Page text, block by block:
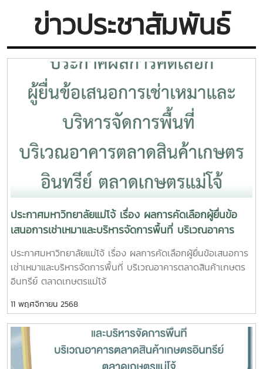
คณะกรรมการป้องกันและปราบปรามยาเสพติด (ป.ป.ส.) ซึ่งได้ร่วม
ลงพื้นที่สำรวจความพร้อมของพื้นที่ ประกอบด้วย1.โรงเรือนฟาร์ม
มหาวิทยาลัย2.ศูนย์ความเป็นเลิศด้านนวัตกรรมทางการเกษตร
สำหรับบัณฑิตผู้ประกอบการ3.ศูนย์ทดสอบ วิจัยและพัฒนากัญชง
สำนักวิจัยและส่งเสริมวิชาการการเกษตร4.ศูนย์บริการวิชาการด้าน
วิทยาศาสตร์และเทคโนโลยี อาคาร 60 ปี แม่โจ้ คณะ
วิทยาศาสตร์5.ห้องปฏิบัติการเทคโนโลยีชีวภาพทางพืช อาคารจุฬา
ภรณ์ คณะวิทยาศาสตร์6.ห้อง 401 อาคารวิศวกรรม คณะ
วิศวกรรมและอุตสาหกรรมเกษตร7.อาคารสาขาวิชาพืชผัก คณะ
มหาวิทยาลัยแม่โจ้#กองบริหารงานทรัพย์สินและกิจการ
พิเศษ_มหาวิทยาลัยแม่โจ้ #เห็ดขี้ควาย
ข่าวประชาสัมพันธ์
ประกาศมหาวิทยาลัยแม่โจ้ เรื่อง ผลการคัดเลือกผู้ยื่นข้อ
เสนอการเช่าเหมาและบริหารจัดการพื้นที่ บริเวณอาคาร
ตลาดสินค้าเกษตรอินทรีย์ ตลาดเกษตรแม่โจ้
ประกาศมหาวิทยาลัยแม่โจ้ เรื่อง ผลการคัดเลือกผู้ยื่นข้อเสนอการ
เช่าเหมาและบริหารจัดการพื้นที่ บริเวณอาคารตลาดสินค้าเกษตร
อินทรีย์ ตลาดเกษตรแม่โจ้
11 พฤศจิกายน 2568